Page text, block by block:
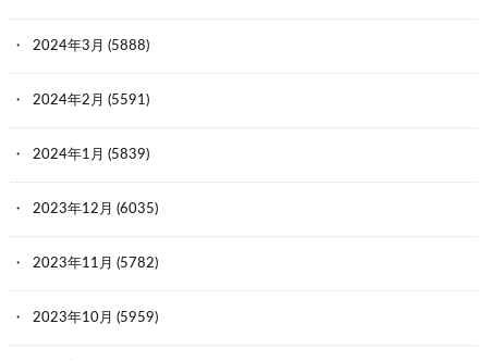
2024年3月 (5888)
2024年2月 (5591)
2024年1月 (5839)
2023年12月 (6035)
2023年11月 (5782)
2023年10月 (5959)